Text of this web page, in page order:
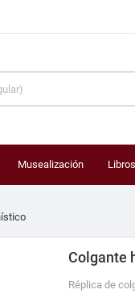
Musealización Libros
Colgante
Réplica de